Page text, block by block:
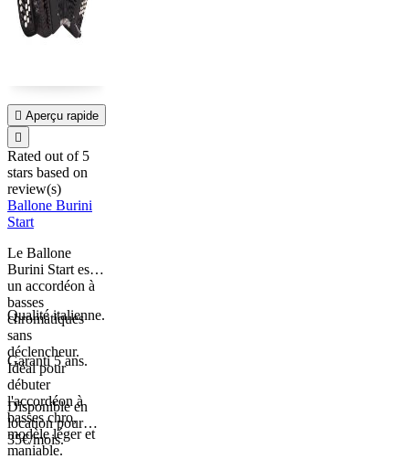
 Aperçu rapide

Rated out of 5
stars based on
review(s)
Ballone Burini
Start
Le Ballone
Burini Start est
un accordéon à
basses
chromatiques
sans
déclencheur.
Idéal pour
débuter
l'accordéon à
basses chro,
modèle léger et
maniable.
Qualité italienne.
Garanti 5 ans.
Disponible en
location pour
35€/mois.